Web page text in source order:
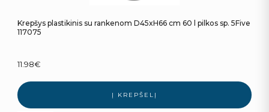
Krepšys plastikinis su rankenom D45xH66 cm 60 l pilkos sp. 5Five
117075
11.98€
Į KREPŠELĮ